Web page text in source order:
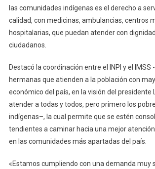
las comunidades indígenas es el derecho a
calidad, con medicinas, ambulancias, centros
hospitalarias, que puedan atender con
ciudadanos.
Destacó la coordinación entre el INPI y el IMSS
hermanas que atienden a la población con
económico del país, en la visión del presidente
atender a todas y todos, pero primero los
indígenas–, la cual permite que se estén
tendientes a caminar hacia una mejor
en las comunidades más apartadas del país.
«Estamos cumpliendo con una demanda muy